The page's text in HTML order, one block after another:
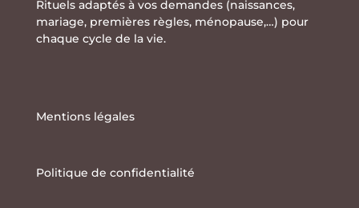
Rituels adaptés à vos demandes (naissances,
mariage, premières règles, ménopause,…) pour
chaque cycle de la vie.
Mentions légales
Politique de confidentialité